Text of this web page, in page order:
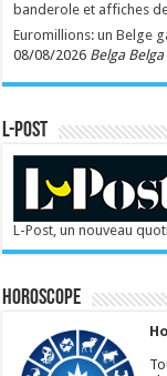
banderole et affiches
Euromillions: un Belge
08/08/2026 Belga Belga
L-POST
L-Post, un nouveau
Horoscope